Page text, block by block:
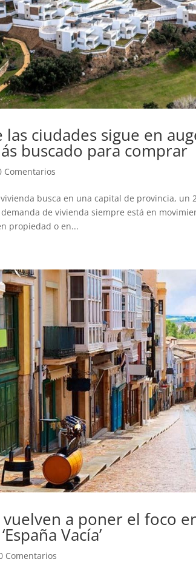
ciudades sigue en
buscado para comprar
Comentarios
busca en una capital de provincia, un
de vivienda siempre está en
propiedad o en...
a poner el foco
Vacía’
Comentarios